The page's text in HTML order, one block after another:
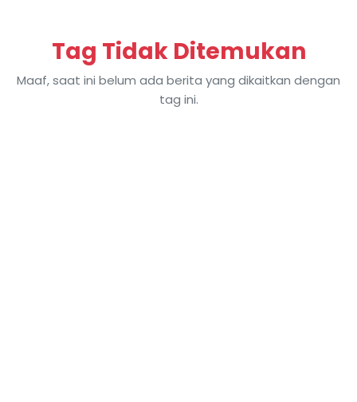
Tag Tidak Ditemukan
Maaf, saat ini belum ada berita yang dikaitkan dengan
tag ini.